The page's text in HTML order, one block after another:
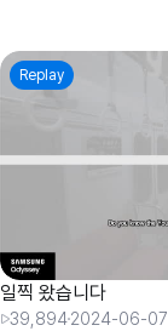
Replay
일찍 왔습니다
39,8942024-06-07